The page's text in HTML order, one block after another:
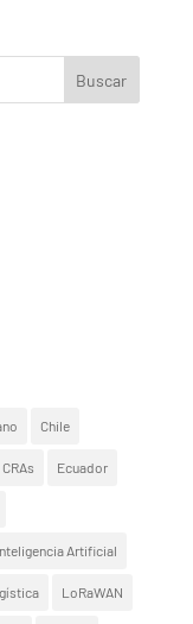
Chile
CRAs Ecuador
Artificial
LoRaWAN